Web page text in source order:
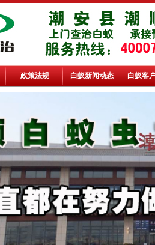
政策法规 白蚁新闻动态 白蚁客